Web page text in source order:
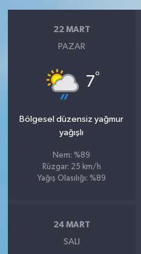
22 MART
PAZAR
7°
Bölgesel düzensiz yağmur
yağışlı
Nem: %89
Rüzgar: 25 km/h
Yağış Olasılığı: %89
24 MART
SALI